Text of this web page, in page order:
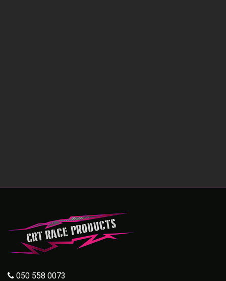
050 558 0073